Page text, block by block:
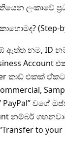
ලංකාවේ
(Step-
නම, ID
Account
කාඩ් එකක්
/ PayPal”
නම්බර්
to